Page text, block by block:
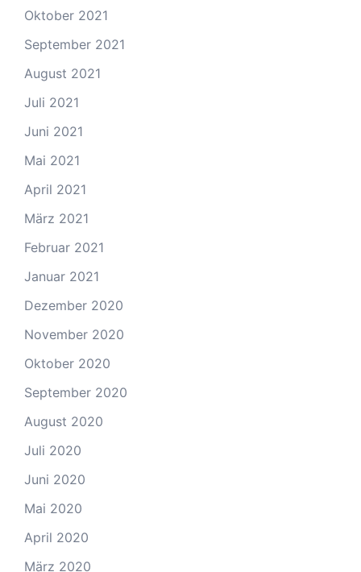
Oktober 2021
September 2021
August 2021
Juli 2021
Juni 2021
Mai 2021
April 2021
März 2021
Februar 2021
Januar 2021
Dezember 2020
November 2020
Oktober 2020
September 2020
August 2020
Juli 2020
Juni 2020
Mai 2020
April 2020
März 2020